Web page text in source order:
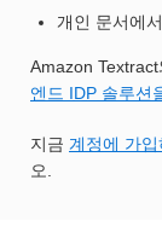
개인 문서에
Amazon
엔드 IDP 솔루션
지금 계정에 가입
오.